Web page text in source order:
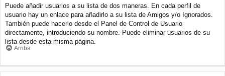
Puede añadir usuarios a su lista de dos maneras. En cada perfil de
usuario hay un enlace para añadirlo a su lista de Amigos y/o Ignorados.
También puede hacerlo desde el Panel de Control de Usuario
directamente, introduciendo su nombre. Puede eliminar usuarios de su
lista desde esta misma página.
Arriba